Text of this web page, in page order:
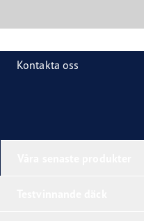
Kontakta oss